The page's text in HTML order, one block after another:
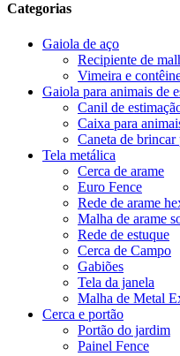
Categorias
Gaiola de aço
Recipiente de
Vimeira e
Gaiola para animais de
Canil de
Caixa para
Caneta de brincar
Tela metálica
Cerca de arame
Euro Fence
Rede de arame
Malha de arame
Rede de estuque
Cerca de Campo
Gabiões
Tela da janela
Malha de Metal
Cerca e portão
Portão do jardim
Painel Fence